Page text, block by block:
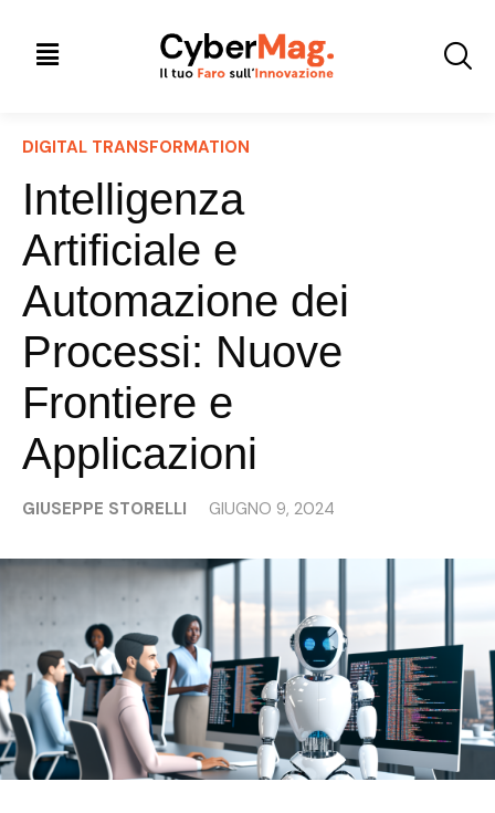
DIGITAL TRANSFORMATION
Intelligenza
Artificiale e
Automazione dei
Processi: Nuove
Frontiere e
Applicazioni
GIUSEPPE STORELLI GIUGNO 9, 2024